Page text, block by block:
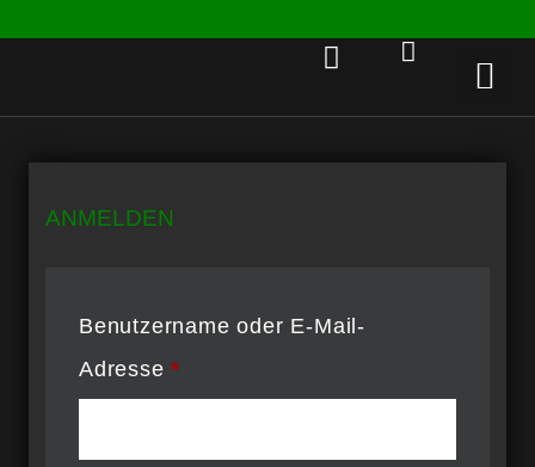
ANMELDEN
Benutzername oder E-Mail-
Adresse*